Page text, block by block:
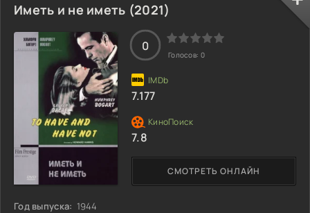
Иметь и не иметь (2021)
Год выпуска: 1944
СМОТРЕТЬ ОНЛАЙН
0
Голосов: 0
7.177
7.8